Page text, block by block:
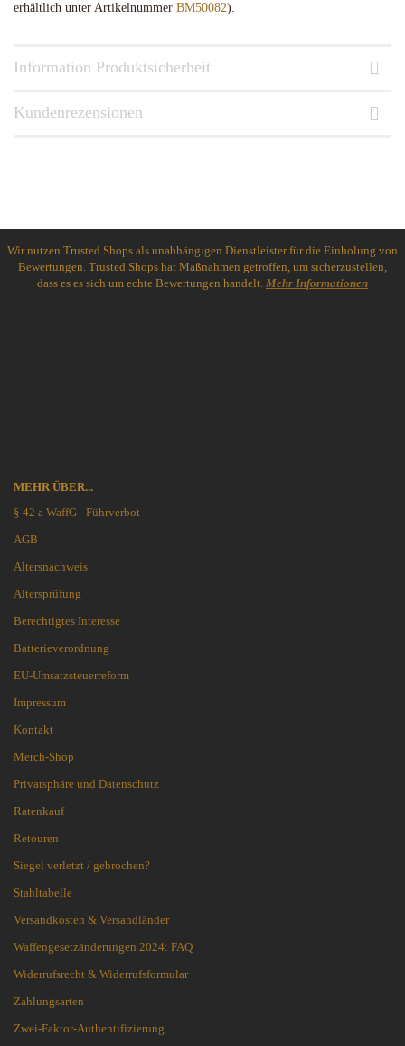
erhältlich unter Artikelnummer BM50082).
Information Produktsicherheit
Kundenrezensionen
Wir nutzen Trusted Shops als unabhängigen Dienstleister für die Einholung von
Bewertungen. Trusted Shops hat Maßnahmen getroffen, um sicherzustellen,
dass es es sich um echte Bewertungen handelt. Mehr Informationen
MEHR ÜBER...
§ 42 a WaffG - Führverbot
AGB
Altersnachweis
Altersprüfung
Berechtigtes Interesse
Batterieverordnung
EU-Umsatzsteuerreform
Impressum
Kontakt
Merch-Shop
Privatsphäre und Datenschutz
Ratenkauf
Retouren
Siegel verletzt / gebrochen?
Stahltabelle
Versandkosten & Versandländer
Waffengesetzänderungen 2024: FAQ
Widerrufsrecht & Widerrufsformular
Zahlungsarten
Zwei-Faktor-Authentifizierung